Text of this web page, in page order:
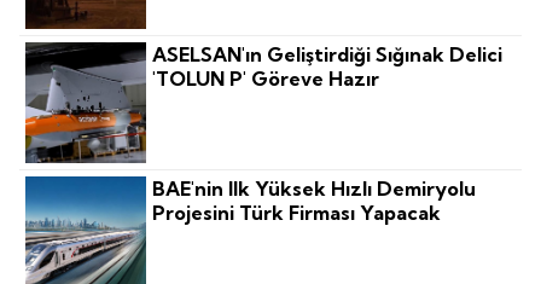
ASELSAN'ın Geliştirdiği Sığınak Delici
'TOLUN P' Göreve Hazır
BAE'nin Ilk Yüksek Hızlı Demiryolu
Projesini Türk Firması Yapacak